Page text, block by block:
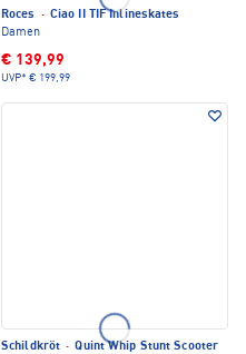
Roces · Ciao II TIF Inlineskates
Damen
€ 139,99
UVP* € 199,99
Schildkröt · Quint Whip Stunt Scooter